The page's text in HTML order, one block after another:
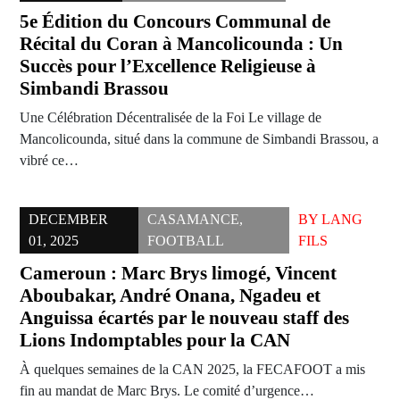
5e Édition du Concours Communal de
Récital du Coran à Mancolicounda : Un
Succès pour l’Excellence Religieuse à
Simbandi Brassou
Une Célébration Décentralisée de la Foi Le village de
Mancolicounda, situé dans la commune de Simbandi Brassou, a
vibré ce…
DECEMBER
01, 2025
CASAMANCE,
FOOTBALL
BY LANG
FILS
Cameroun : Marc Brys limogé, Vincent
Aboubakar, André Onana, Ngadeu et
Anguissa écartés par le nouveau staff des
Lions Indomptables pour la CAN
À quelques semaines de la CAN 2025, la FECAFOOT a mis
fin au mandat de Marc Brys. Le comité d’urgence…